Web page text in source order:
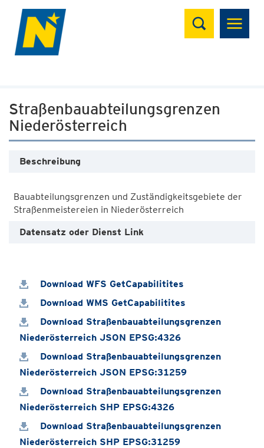
Suchen
Straßenbauabteilungsgrenzen
Niederösterreich
Beschreibung
Bauabteilungsgrenzen und Zuständigkeitsgebiete der
Datensatz oder Dienst Link
Download WFS GetCapabilitites
Download WMS GetCapabilitites
Download Straßenbauabteilungsgrenzen
Niederösterreich JSON EPSG:4326
Download Straßenbauabteilungsgrenzen
Niederösterreich JSON EPSG:31259
Download Straßenbauabteilungsgrenzen
Niederösterreich SHP EPSG:4326
Download Straßenbauabteilungsgrenzen
Niederösterreich SHP EPSG:31259